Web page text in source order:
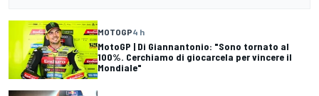
MOTOGP4 h
MotoGP | Di Giannantonio: "Sono tornato al
100%. Cerchiamo di giocarcela per vincere il
Mondiale"